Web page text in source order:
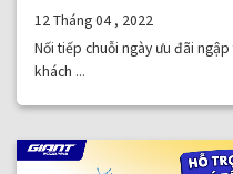
12 Tháng 04 , 2022
Nối tiếp chuỗi ngày ưu đãi
khách ...